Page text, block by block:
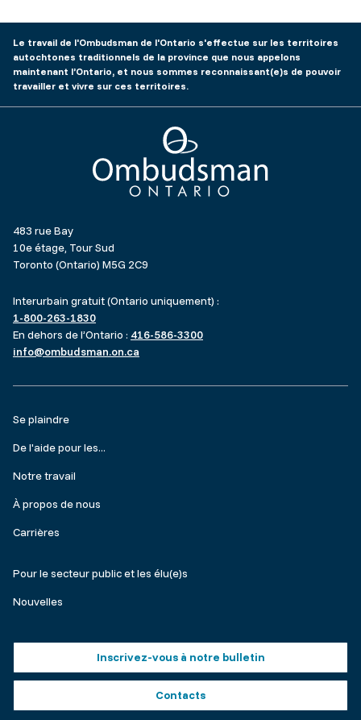
Le travail de l'Ombudsman de l'Ontario s'effectue sur les territoires
autochtones traditionnels de la province que nous appelons
maintenant l’Ontario, et nous sommes reconnaissant(e)s de pouvoir
travailler et vivre sur ces territoires.
Ombudsman Ontario
483 rue Bay
10e étage, Tour Sud
Toronto (Ontario) M5G 2C9
Interurbain gratuit (Ontario uniquement) :
1-800-263-1830
En dehors de l’Ontario : 416-586-3300
info@ombudsman.on.ca
Footer
menu
Se plaindre
De l'aide pour les...
Notre travail
À propos de nous
Carrières
Make
a
Pour le secteur public et les élu(e)s
Nouvelles
buttons
Inscrivez-vous à notre bulletin
Contacts